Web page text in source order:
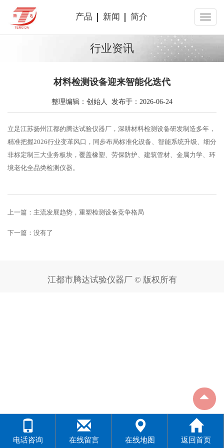
产品 新闻 简介
行业资讯
材料检测设备迎来智能化迭代
整理编辑：创始人 发布于：2026-06-24
立足江苏扬州江都的腾达试验仪器厂，深耕材料检测设备研发制造多年，
精准把握2026行业变革风口，同步布局标准化设备、智能系统升级、细分
非标定制三大业务板块，覆盖橡塑、劳保防护、建筑管材、金属力学、环
境老化全品类检测仪器。
上一篇： 主流发展趋势，重塑检测设备竞争格局
下一篇：没有了
江都市腾达试验仪器厂 © 版权所有
电话咨询 在线留言 在线地图 返回首页